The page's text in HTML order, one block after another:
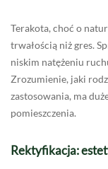
Terakota, choć o
trwałością niż gres.
niskim natężeniu
Zrozumienie, jaki
zastosowania, ma
pomieszczenia.
Rektyfikacja: